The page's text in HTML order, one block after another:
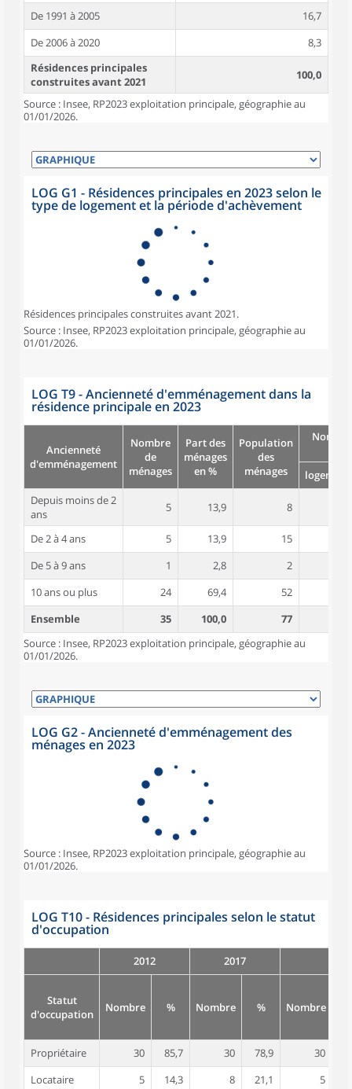
De 1991 à 2005
16,7
De 2006 à 2020
8,3
Résidences principales
construites avant 2021
100,0
Source : Insee, RP2023 exploitation principale, géographie au
01/01/2026.
LOG G1 - Résidences principales en 2023 selon le
type de logement et la période d'achèvement
Résidences principales construites avant 2021.
Source : Insee, RP2023 exploitation principale, géographie au
01/01/2026.
LOG T9 - Ancienneté d'emménagement dans la
résidence principale en 2023
Ancienneté
d'emménagement
Nombre
de
ménages
Part des
ménages
en %
Population
des
ménages
logement
Depuis moins de 2
ans
5 13,9 8
De 2 à 4 ans 5 13,9 15
De 5 à 9 ans
1 2,8 2
10 ans ou plus
24 69,4 52
Ensemble
35 100,0 77
Source : Insee, RP2023 exploitation principale, géographie au
01/01/2026.
LOG G2 - Ancienneté d'emménagement des
ménages en 2023
Source : Insee, RP2023 exploitation principale, géographie au
01/01/2026.
LOG T10 - Résidences principales selon le statut
d'occupation
2012 2017
Statut
d'occupation
Nombre % Nombre % Nombre
Propriétaire 30 85,7 30 78,9 30
Locataire
5 14,3 8 21,1 5